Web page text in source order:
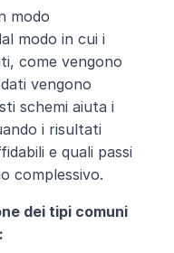
modo
modo in cui i
come vengono
vengono
schemi aiuta i
i risultati
e quali passi
complessivo.
dei tipi comuni